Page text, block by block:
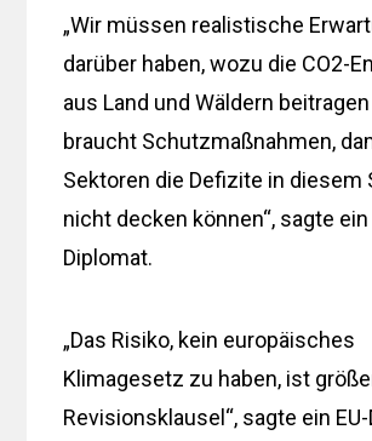
„Wir müssen realistische
darüber haben, wozu die CO2-
aus Land und Wäldern
braucht Schutzmaßnahmen,
Sektoren die Defizite in diesem
nicht decken können“, sagte ein
Diplomat.
„Das Risiko, kein europäisches
Klimagesetz zu haben, ist
Revisionsklausel“, sagte ein